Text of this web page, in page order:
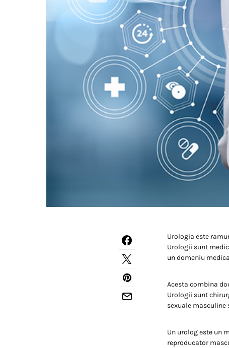
Urologia este
Urologii sunt
un domeniu
Acesta combina
Urologii sunt
sexuale
Un urolog este un
reproducator